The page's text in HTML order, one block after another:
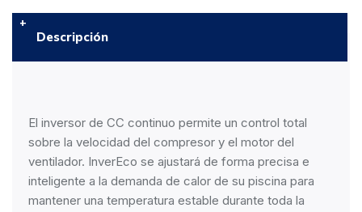
Descripción
El inversor de CC continuo permite un control total
sobre la velocidad del compresor y el motor del
ventilador. InverEco se ajustará de forma precisa e
inteligente a la demanda de calor de su piscina para
mantener una temperatura estable durante toda la